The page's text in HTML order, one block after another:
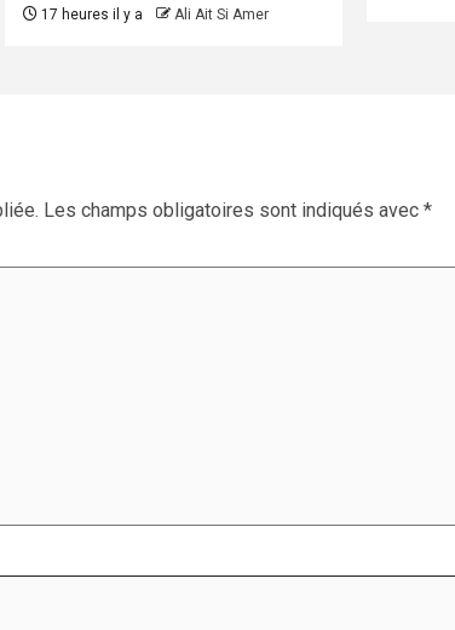
17 heures il y a Ali Ait Si Amer
Les champs obligatoires sont indiqués avec *